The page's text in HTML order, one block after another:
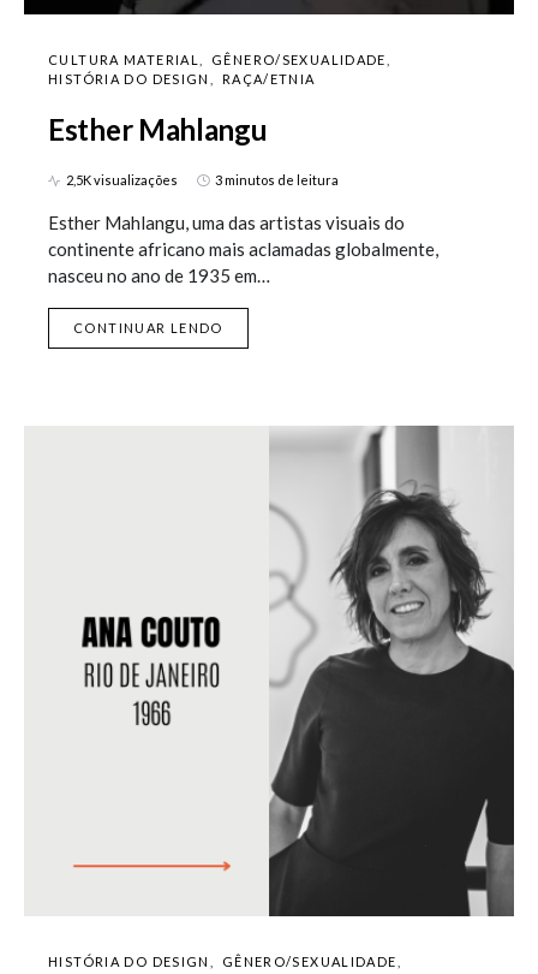
CULTURA MATERIAL
GÊNERO/SEXUALIDADE
HISTÓRIA DO DESIGN
RAÇA/ETNIA
Esther Mahlangu
2,5K visualizações 3 minutos de leitura
Esther Mahlangu, uma das artistas visuais do
continente africano mais aclamadas globalmente,
nasceu no ano de 1935 em…
CONTINUAR LENDO
HISTÓRIA DO DESIGN
GÊNERO/SEXUALIDADE